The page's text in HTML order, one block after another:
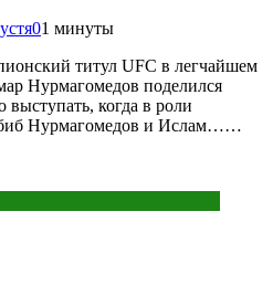
01 минуты
титул UFC в легчайшем
Нурмагомедов поделился
выступать, когда в роли
Нурмагомедов и Ислам……